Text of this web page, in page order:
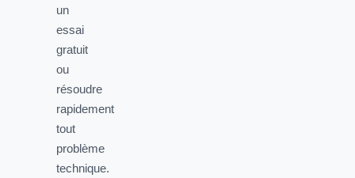
un
essai
gratuit
ou
résoudre
rapidement
tout
problème
technique.